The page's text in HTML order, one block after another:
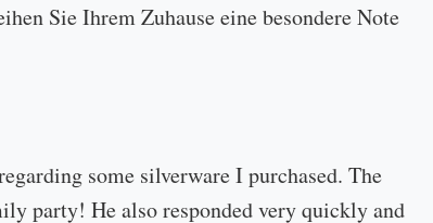
Sie Ihrem Zuhause eine besondere Note
some silverware I purchased. The
party! He also responded very quickly and